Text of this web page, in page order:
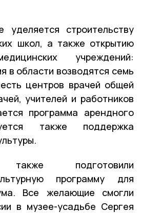
уделяется строительству
школ, а также открытию
учреждений:
в области возводятся семь
центров врачей общей
учителей и работников
программа арендного
также поддержка
также подготовили
программу для
Все желающие смогли
в музее-усадьбе Сергея